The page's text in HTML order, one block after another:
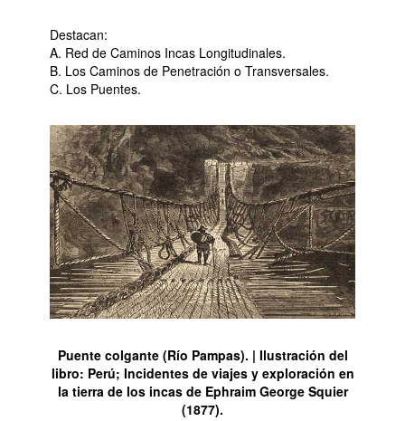
Destacan:
A. Red de Caminos Incas Longitudinales.
B. Los Caminos de Penetración o Transversales.
C. Los Puentes.
Puente colgante (Río Pampas). | Ilustración del
libro: Perú; Incidentes de viajes y exploración en
la tierra de los incas de Ephraim George Squier
(1877).